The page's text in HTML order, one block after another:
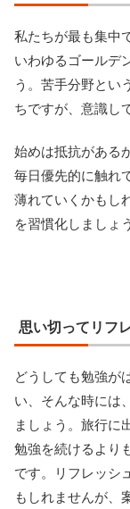
私たちが最も集中
いわゆるゴールデ
う。苦手分野とい
ちですが、意識し
始めは抵抗がある
毎日優先的に触れ
薄れていくかもし
を習慣化しましょ
思い切ってリフ
どうしても勉強が
い、そんな時には
ましょう。旅行に
勉強を続けるより
です。リフレッシ
もしれませんが、